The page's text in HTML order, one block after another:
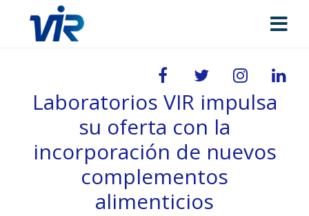
Laboratorios VIR impulsa
su oferta con la
incorporación de nuevos
complementos
alimenticios